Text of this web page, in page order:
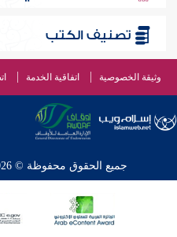
تصنيف الكتب
وثيقة الخصوصية اتفاقية الخدمة
جميع الحقوق محفوظة © 2026 - 1998 لشبكة إسلام ويب